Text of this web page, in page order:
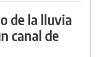
de la lluvia
canal de